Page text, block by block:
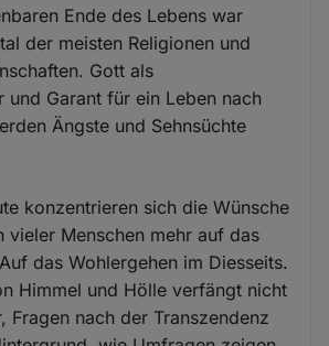
Ende des Lebens war
der meisten Religionen und
Gott als
und Garant für ein Leben nach
Ängste und Sehnsüchte
konzentrieren sich die Wünsche
vieler Menschen mehr auf das
das Wohlergehen im Diesseits.
Himmel und Hölle verfängt nicht
Fragen nach der Transzendenz